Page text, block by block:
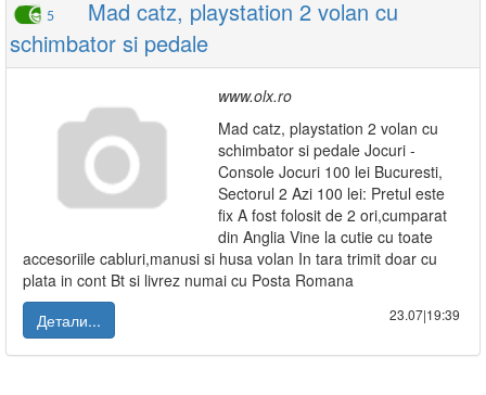
5
Mad catz, playstation 2 volan cu
schimbator si pedale
www.olx.ro
Mad catz, playstation 2 volan cu
schimbator si pedale Jocuri -
Console Jocuri 100 lei Bucuresti,
Sectorul 2 Azi 100 lei: Pretul este
fix A fost folosit de 2 ori,cumparat
din Anglia Vine la cutie cu toate
accesoriile cabluri,manusi si husa volan In tara trimit doar cu
plata in cont Bt si livrez numai cu Posta Romana
Детали...
23.07|19:39